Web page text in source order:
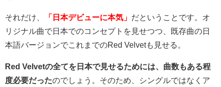
それだけ、 「日本デビューに本気」 だということです。オ
リジナル曲で日本でのコンセプトを見せつつ、既存曲の日
本語バージョンでこれまでのRed Velvetも見せる。
Red Velvetの全てを日本で見せるためには、曲数もある程
度必要だったのでしょう。そのため、シングルではなくア